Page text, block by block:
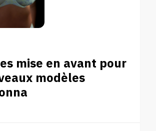
mise en avant pour
modèles